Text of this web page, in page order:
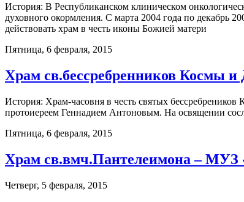
История: В Республиканском клиническом
духовного окормления. С марта 2004 года по декабрь
действовать храм в честь иконы Божией матери
Пятница, 6 февраля, 2015
Храм св.бессребренников Космы
История: Храм-часовня в честь святых
протоиереем Геннадием Антоновым. На освящении
Пятница, 6 февраля, 2015
Храм св.вмч.Пантелеимона – МУЗ
Четверг, 5 февраля, 2015